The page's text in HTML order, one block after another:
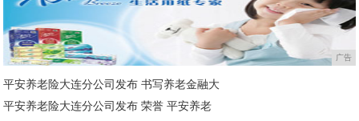
广告
平安养老险大连分公司发布 书写养老金融大
平安养老险大连分公司发布 荣誉 平安养老